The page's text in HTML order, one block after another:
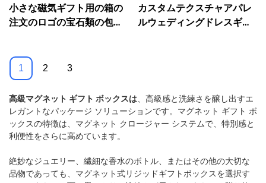
高級マグネット ギフト ボックスは、高級感と洗練さを醸し出すエ
レガントなパッケージ ソリューションです。マグネット ギフト ボ
ックスの特徴は、マグネット クロージャー システムで、特別感と
利便性をさらに高めています。
絶妙なジュエリー、繊細な香水のボトル、またはその他の大切な
品物であっても、マグネット式リジッドギフトボックスを選択す
小さな磁気ギフト用の箱の
注文のロゴの宝石類の包装
カスタムテクスチャアパレ
ルウェディングドレスギフ
1 2 3